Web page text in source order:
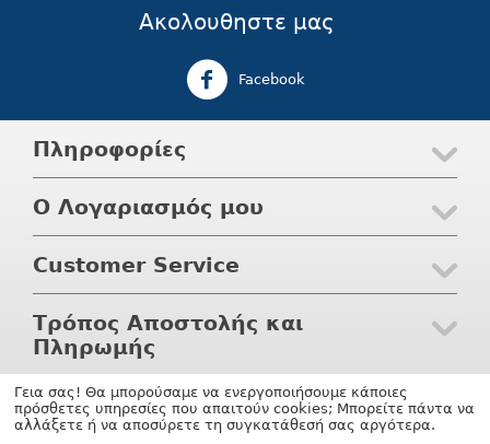
Ακολουθηστε μας
Facebook
Πληροφορίες
Ο Λογαριασμός μου
Customer Service
Τρόπος Αποστολής και
Πληρωμής
© 2004 - 2026 Waterwaves.gr. Υποστηριξη shopping software
by CS-Cart.gr
Γεια σας! Θα μπορούσαμε να ενεργοποιήσουμε κάποιες
πρόσθετες υπηρεσίες που απαιτούν cookies; Μπορείτε πάντα να
αλλάξετε ή να αποσύρετε τη συγκατάθεσή σας αργότερα.